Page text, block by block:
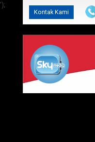
');
Kontak Kami